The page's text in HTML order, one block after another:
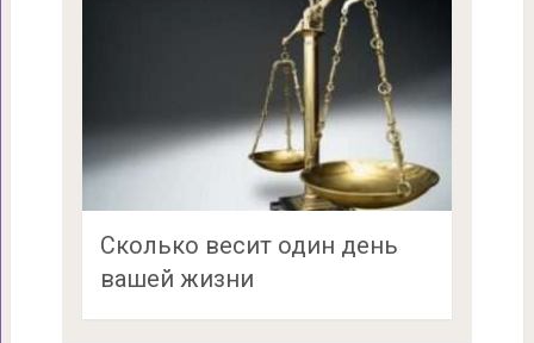
Сколько весит один день
вашей жизни